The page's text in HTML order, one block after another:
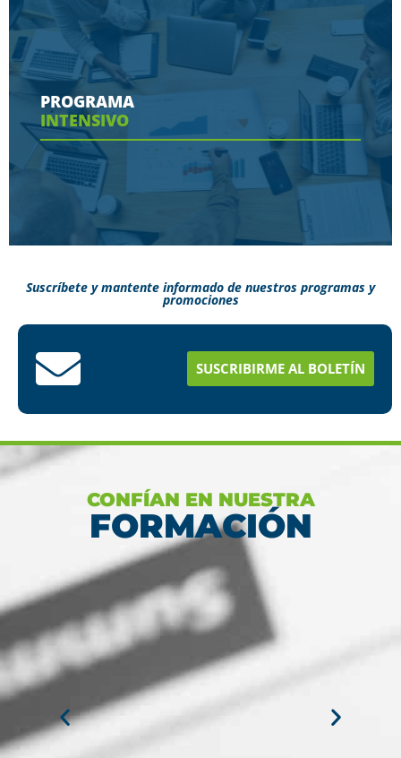
Conoce aquí las herramientas con las que
contaras en tu programa
Ver más
PROGRAMA
INTENSIVO
estudios en menos tiempo
Suscríbete y mantente informado de nuestros programas y
promociones
SUSCRIBIRME AL BOLETÍN
CONFÍAN EN NUESTRA
FORMACIÓN